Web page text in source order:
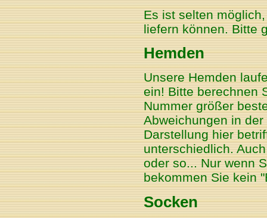
Es ist selten
liefern können. Bitte
Hemden
Unsere Hemden
ein! Bitte berechnen
Nummer größer
Abweichungen in
Darstellung hier
unterschiedlich.
oder so... Nur wenn
bekommen Sie kein
Socken